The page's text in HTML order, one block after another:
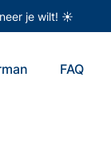
je wilt! ☀️
FAQ